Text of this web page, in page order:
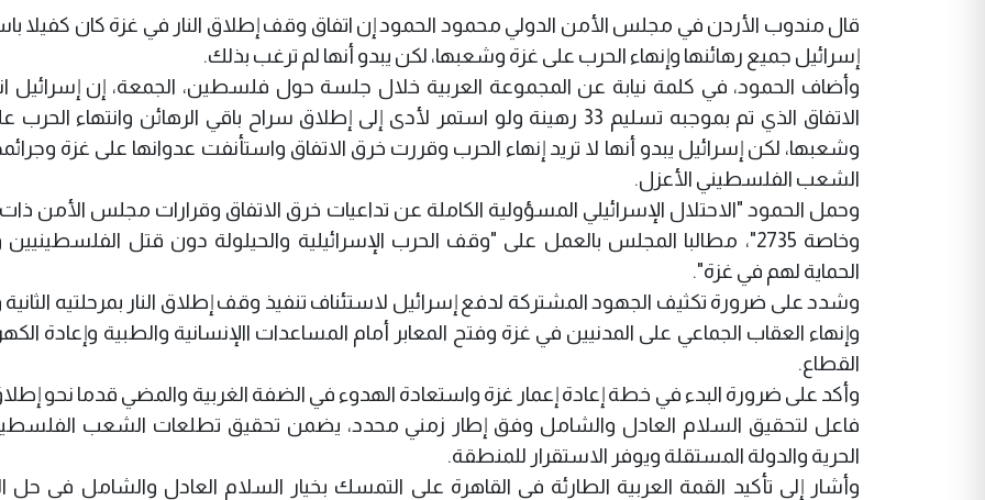
قال مندوب الأردن في مجلس الأمن الدولي محمود الحمود إن اتفاق وقف إطلاق النار في غزة كان كفيلا
إسرائيل جميع رهائنها وإنهاء الحرب على غزة وشعبها، لكن يبدو أنها لم ترغب بذلك.
وأضاف الحمود، في كلمة نيابة عن المجموعة العربية خلال جلسة حول فلسطين، الجمعة، إن إسرائيل
الاتفاق الذي تم بموجبه تسليم 33 رهينة ولو استمر لأدى إلى إطلاق سراح باقي الرهائن وانتهاء
وشعبها، لكن إسرائيل يبدو أنها لا تريد إنهاء الحرب وقررت خرق الاتفاق واستأنفت عدوانها على غزة
الشعب الفلسطيني الأعزل.
وحمل الحمود "الاحتلال الإسرائيلي المسؤولية الكاملة عن تداعيات خرق الاتفاق وقرارات مجلس الأمن
وخاصة 2735"، مطالبا المجلس بالعمل على "وقف الحرب الإسرائيلية والحيلولة دون قتل
الحماية لهم في غزة".
وشدد على ضرورة تكثيف الجهود المشتركة لدفع إسرائيل لاستئناف تنفيذ وقف إطلاق النار بمرحلتيه الثانية
وإنهاء العقاب الجماعي على المدنيين في غزة وفتح المعابر أمام المساعدات االإنسانية والطبية وإعادة
القطاع.
وأكد على ضرورة البدء في خطة إعادة إعمار غزة واستعادة الهدوء في الضفة الغربية والمضي قدما نحو
فاعل لتحقيق السلام العادل والشامل وفق إطار زمني محدد، يضمن تحقيق تطلعات الشعب
الحرية والدولة المستقلة ويوفر الاستقرار للمنطقة.
وأشار إلى تأكيد القمة العربية الطارئة في القاهرة على التمسك بخيار السلام العادل والشامل في حل